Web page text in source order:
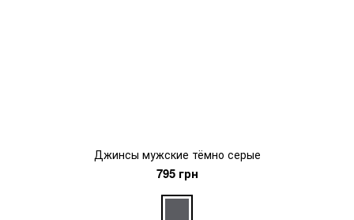
Джинсы мужские тёмно серые
795 грн